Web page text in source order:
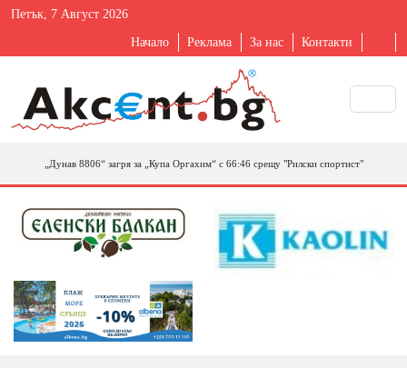
Петък, 7 Август 2026
Начало Реклама За нас Контакти
„Дунав 8806“ загря за „Купа Оргахим“ с 66:46 срещу "Рилски спортист"